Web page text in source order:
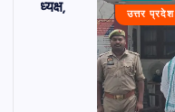
बने अध्यक्ष,
उत्तर प्रदेश